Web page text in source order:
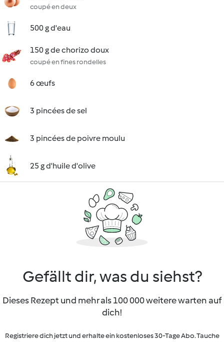
coupé en deux
500 g d'eau
150 g de chorizo doux
coupé en fines rondelles
6 œufs
3 pincées de sel
3 pincées de poivre moulu
25 g d'huile d'olive
Gefällt dir, was du siehst?
Dieses Rezept und mehr als 100 000 weitere warten auf
dich!
Registriere dich jetzt und erhalte ein kostenloses 30-Tage Abo. Tauche